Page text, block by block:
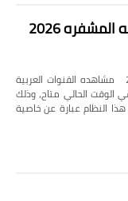
2026
شاهد جميع القنوات العربيه والعالميه المشفره 2026 مشاهده القنوات العربية
الحالي متاح، وذلك
النظام عبارة عن خاصية